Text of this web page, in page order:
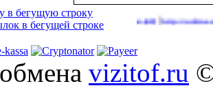
onlinevideos.cc/videos/ http://
vizitof.ru